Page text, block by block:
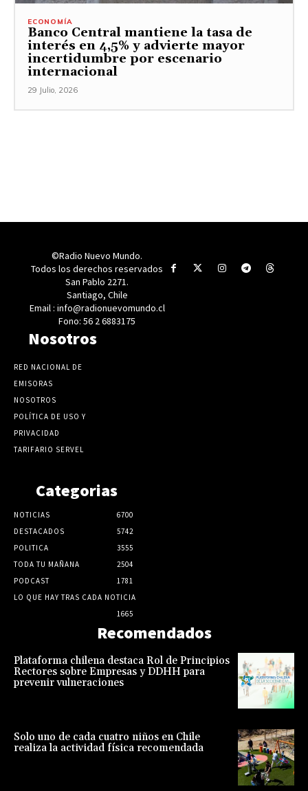
ECONOMÍA
Banco Central mantiene la tasa de
interés en 4,5% y advierte mayor
incertidumbre por escenario
internacional
29 Julio, 2026
©Radio Nuevo Mundo.
Todos los derechos reservados
San Pablo 2271.
Santiago, Chile
Email : info@radionuevomundo.cl
Fono: 56 2 6883175
Nosotros
RED NACIONAL DE
EMISORAS
NOSOTROS
POLÍTICA DE USO Y
PRIVACIDAD
TARIFARIO SERVEL
Categorias
NOTICIAS
6700
DESTACADOS
5742
POLITICA
3555
TODA TU MAÑANA
2504
PODCAST
1781
LO QUE HAY TRAS CADA NOTICIA
1665
Recomendados
Plataforma chilena destaca Rol de Principios
Rectores sobre Empresas y DDHH para
prevenir vulneraciones
Solo uno de cada cuatro niños en Chile
realiza la actividad física recomendada